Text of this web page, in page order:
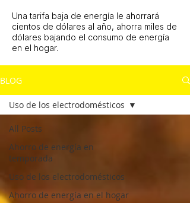
Una tarifa baja de energía le ahorrará
cientos de dólares al año, ahorra miles de
dólares bajando el consumo de energía
en el hogar.
BLOG
All Posts
Ahorro de energía en
temporada
Uso de los electrodomésticos
Ahorro de energía en el hogar
Uso de los electrodomésticos